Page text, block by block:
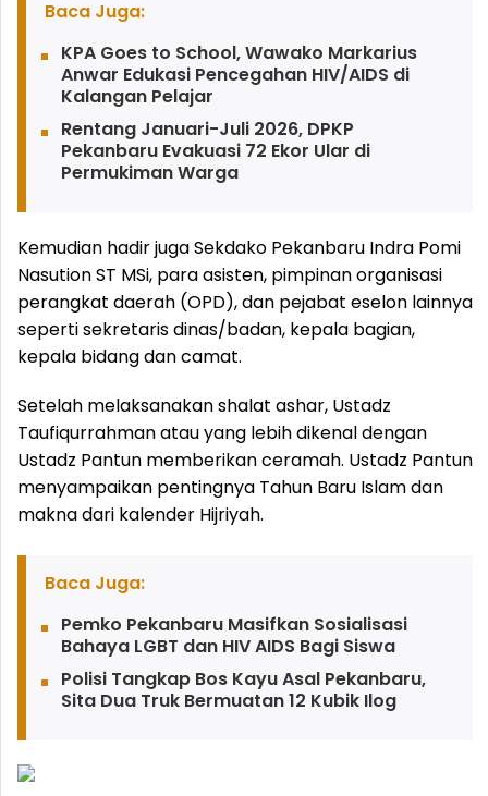
Baca Juga:
KPA Goes to School, ‎Wawako Markarius
Anwar Edukasi Pencegahan HIV/AIDS di
Kalangan Pelajar
Rentang Januari-Juli 2026, DPKP
Pekanbaru Evakuasi 72 Ekor Ular di
Permukiman Warga
Kemudian hadir juga Sekdako Pekanbaru Indra Pomi
Nasution ST MSi, para asisten, pimpinan organisasi
perangkat daerah (OPD), dan pejabat eselon lainnya
seperti sekretaris dinas/badan, kepala bagian,
kepala bidang dan camat.
Setelah melaksanakan shalat ashar, Ustadz
Taufiqurrahman atau yang lebih dikenal dengan
Ustadz Pantun memberikan ceramah. Ustadz Pantun
menyampaikan pentingnya Tahun Baru Islam dan
makna dari kalender Hijriyah.
Baca Juga:
Pemko Pekanbaru Masifkan Sosialisasi
Bahaya LGBT dan HIV AIDS Bagi Siswa
Polisi Tangkap Bos Kayu Asal Pekanbaru,
Sita Dua Truk Bermuatan 12 Kubik Ilog